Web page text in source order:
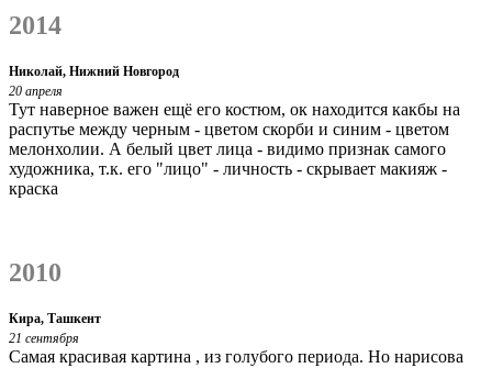
2014
Николай, Нижний Новгород
20 апреля
Тут наверное важен ещё его костюм, ок находится какбы на
распутье между черным - цветом скорби и синим - цветом
мелонхолии. А белый цвет лица - видимо признак самого
художника, т.к. его "лицо" - личность - скрывает макияж -
краска
2010
Кира, Ташкент
21 сентября
Самая красивая картина , из голубого периода. Но нарисова